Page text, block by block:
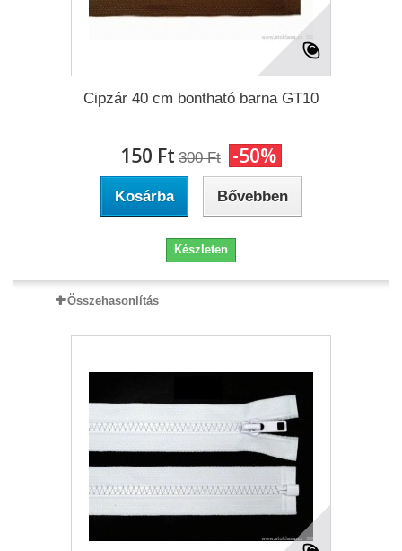
Cipzár 40 cm bontható barna GT10
150 Ft‎ 300 Ft‎ -50%
Kosárba Bővebben
Készleten
Összehasonlítás